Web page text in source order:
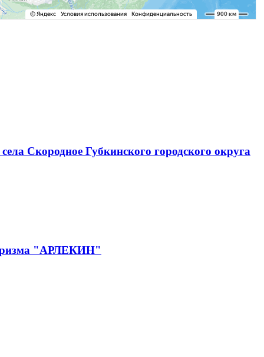
Скородное Губкинского городского округа
"АРЛЕКИН"